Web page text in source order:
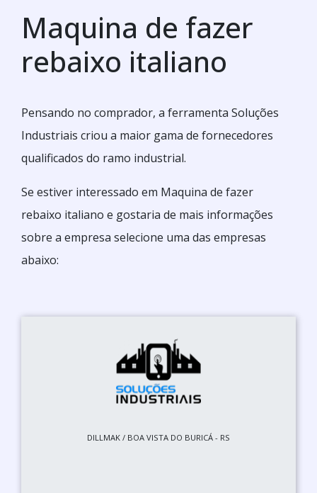
Maquina de fazer
rebaixo italiano
Pensando no comprador, a ferramenta Soluções
Industriais criou a maior gama de fornecedores
qualificados do ramo industrial.
Se estiver interessado em Maquina de fazer
rebaixo italiano e gostaria de mais informações
sobre a empresa selecione uma das empresas
abaixo:
DILLMAK / BOA VISTA DO BURICÁ - RS